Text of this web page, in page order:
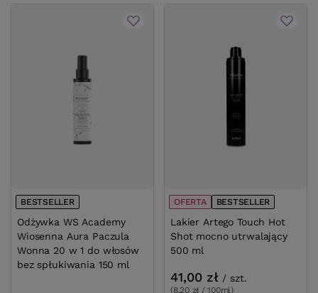
BESTSELLER
Odżywka WS Academy Wiosenna Aura
Paczula Wonna 20 w 1 do włosów bez
spłukiwania 150 ml
OFERTA
Lakier Artego
utrwalający 500
(8,20 zł / 100ml)